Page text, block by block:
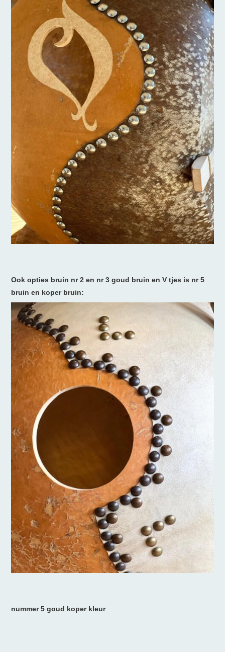
Ook opties bruin nr 2 en nr 3 goud bruin en V tjes is nr 5
bruin en koper bruin:
nummer 5 goud koper kleur